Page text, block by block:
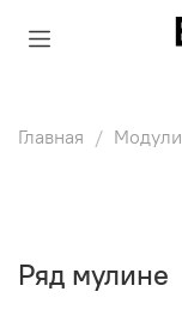
Главная Модули
Ряд мулине